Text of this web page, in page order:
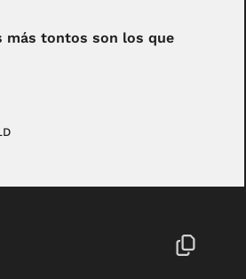
más tontos son los que